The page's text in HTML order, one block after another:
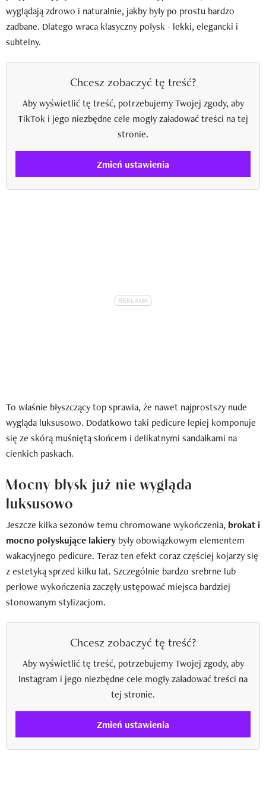
wyglądają zdrowo i naturalnie, jakby były po prostu bardzo
zadbane. Dlatego wraca klasyczny połysk - lekki, elegancki i
subtelny.
Chcesz zobaczyć tę treść?
Aby wyświetlić tę treść, potrzebujemy Twojej zgody, aby
TikTok i jego niezbędne cele mogły załadować treści na tej
stronie.
Zmień ustawienia
To właśnie błyszczący top sprawia, że nawet najprostszy nude
wygląda luksusowo. Dodatkowo taki pedicure lepiej komponuje
się ze skórą muśniętą słońcem i delikatnymi sandałkami na
cienkich paskach.
Mocny błysk już nie wygląda
luksusowo
Jeszcze kilka sezonów temu chromowane wykończenia, brokat i
mocno połyskujące lakiery były obowiązkowym elementem
wakacyjnego pedicure. Teraz ten efekt coraz częściej kojarzy się
z estetyką sprzed kilku lat. Szczególnie bardzo srebrne lub
perłowe wykończenia zaczęły ustępować miejsca bardziej
stonowanym stylizacjom.
Chcesz zobaczyć tę treść?
Aby wyświetlić tę treść, potrzebujemy Twojej zgody, aby
Instagram i jego niezbędne cele mogły załadować treści na
tej stronie.
Zmień ustawienia